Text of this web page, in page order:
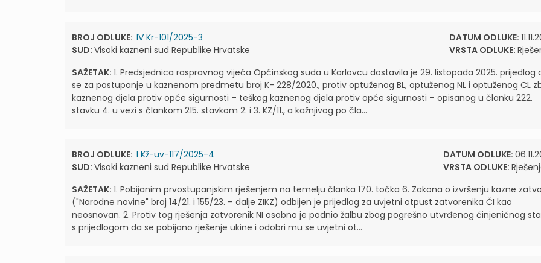
BROJ ODLUKE: IV Kr-101/2025-3
SUD: Visoki kazneni sud Republike Hrvatske
DATUM ODLUKE:
VRSTA ODLUKE:
SAŽETAK: 1. Predsjednica raspravnog vijeća Općinskog suda u Karlovcu dostavila je 29. listopada 2025. prijedlog
se za postupanje u kaznenom predmetu broj K- 228/2020., protiv optuženog BL, optuženog NL i optuženog CL
kaznenog djela protiv opće sigurnosti – teškog kaznenog djela protiv opće sigurnosti – opisanog u članku 222.
stavku 4. u vezi s člankom 215. stavkom 2. i 3. KZ/11., a kažnjivog po čla...
BROJ ODLUKE: I Kž-uv-117/2025-4
SUD: Visoki kazneni sud Republike Hrvatske
DATUM ODLUKE:
VRSTA ODLUKE:
SAŽETAK: 1. Pobijanim prvostupanjskim rješenjem na temelju članka 170. točka 6. Zakona o izvršenju kazne
("Narodne novine" broj 14/21. i 155/23. – dalje ZIKZ) odbijen je prijedlog za uvjetni otpust zatvorenika ČI kao
neosnovan. 2. Protiv tog rješenja zatvorenik NI osobno je podnio žalbu zbog pogrešno utvrđenog činjeničnog
s prijedlogom da se pobijano rješenje ukine i odobri mu se uvjetni ot...